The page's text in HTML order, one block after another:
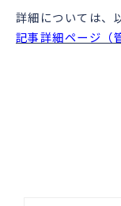
詳細については、
記事詳細ページ